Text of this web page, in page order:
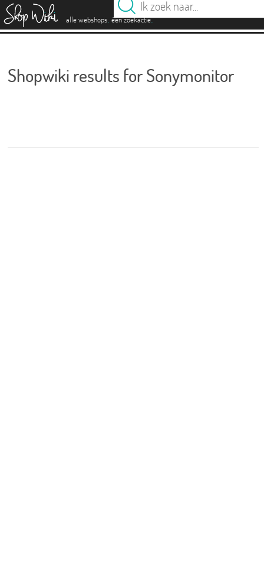
alle webshops. één zoekactie.
Shopwiki results for Sonymonitor